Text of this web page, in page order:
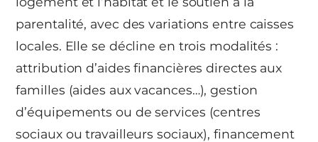
parentalité, avec des variations entre caisses
locales. Elle se décline en trois modalités :
attribution d’aides financières directes aux
familles (aides aux vacances…), gestion
d’équipements ou de services (centres
sociaux ou travailleurs sociaux), financement